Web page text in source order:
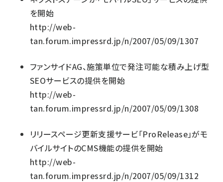
を開始
http://web-
tan.forum.impressrd.jp/n/2007/05/09/1307
ファンサイドAG、施策単位で発注可能な積み上げ型
SEOサービスの提供を開始
http://web-
tan.forum.impressrd.jp/n/2007/05/09/1308
リリースページ更新支援サービ「ProRelease」がモ
バイルサイトのCMS機能の提供を開始
http://web-
tan.forum.impressrd.jp/n/2007/05/09/1312